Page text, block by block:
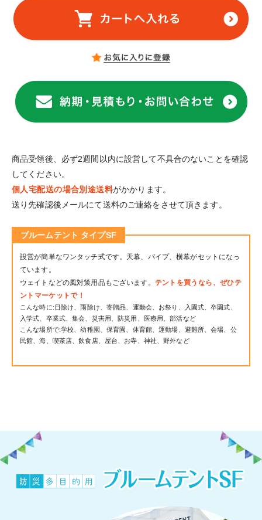
商品受領後、必ず2週間以内に設営して不具合のないことを確認
してください。
個人宅配送の場合別途送料がかかります。
送り先確認後メールにて送料のご連絡をさせて頂きます。
ブルームテント タイプSF
設営が簡単なワンタッチ式です。天幕、パイプ、横幕がセットになっ
ています。
ウェイトなどの風対策用品もございます。 テントを買うなら、ぜひテ
ントマーケットで！
こんな時に:日除け、雨除け、寄贈品、運動会、お祭り、入園式、卒園式、
入学式、卒業式、集会、災害用、防災用、医療用、部活など
こんな場所で:学校、幼稚園、保育園、体育館、運動場、避難所、会場、公
民館、海、喫茶店、飲食店、屋台、お寺、神社、野外など